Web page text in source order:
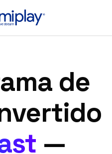
y marketing para
de
—